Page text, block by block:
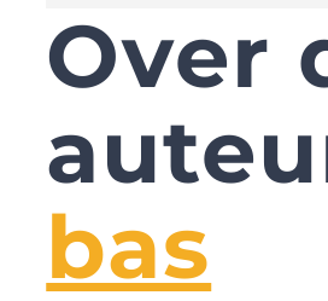
Over
bas